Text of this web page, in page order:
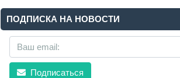
ПОДПИСКА НА НОВОСТИ
Подписаться